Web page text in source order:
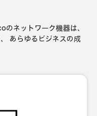
ネットワーク機器は、
あらゆるビジネスの成